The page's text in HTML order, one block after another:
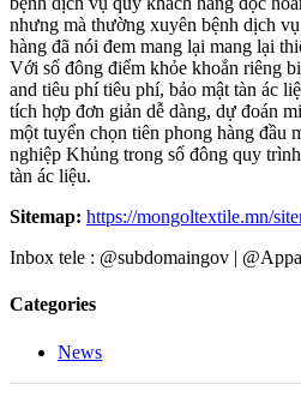
nhưng mà thường xuyên bệnh dịch
hàng đã nói đem mang lại mang lại
Với số đông điểm khỏe khoắn riêng
and tiêu phí tiêu phí, bảo mật tàn ác
tích hợp đơn giản dễ dàng, dự đoán
một tuyển chọn tiên phong hàng đầu
nghiệp Khủng trong số đông quy
tàn ác liệu.
Sitemap: https://mongoltextile.mn/
Inbox tele : @subdomaingov |
Categories
News